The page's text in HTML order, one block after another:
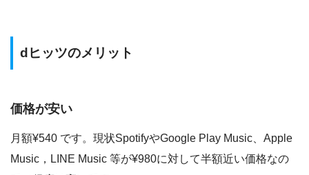
dヒッツのメリット
価格が安い
月額¥540 です。現状SpotifyやGoogle Play Music、Apple
Music，LINE Music 等が¥980に対して半額近い価格なの